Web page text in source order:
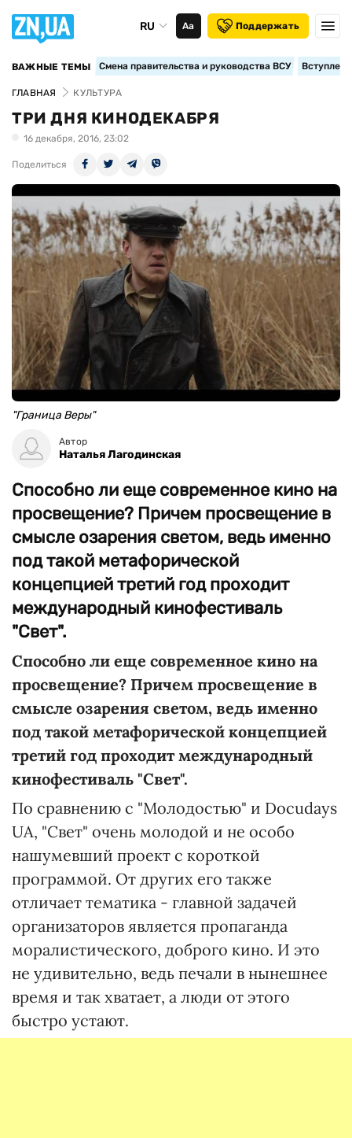
RU Аа Поддержать
ВАЖНЫЕ ТЕМЫ Смена правительства и руководства ВСУ
ГЛАВНАЯ КУЛЬТУРА
ТРИ ДНЯ КИНОДЕКАБРЯ
16 декабря, 2016, 23:02
Поделиться
"Граница Веры"
Автор
Наталья Лагодинская
Cпособно ли еще современное кино на
просвещение? Причем просвещение в
смысле озарения светом, ведь именно
под такой метафорической
концепцией третий год проходит
международный кинофестиваль
"Свет".
Cпособно ли еще современное кино на
просвещение? Причем просвещение в
смысле озарения светом, ведь именно
под такой метафорической концепцией
третий год проходит международный
кинофестиваль "Свет".
По сравнению с "Молодостью" и Docudays
UA, "Свет" очень молодой и не особо
нашумевший проект с короткой
программой. От других его также
отличает тематика - главной задачей
организаторов является пропаганда
моралистического, доброго кино. И это
не удивительно, ведь печали в нынешнее
время и так хватает, а люди от этого
быстро устают.